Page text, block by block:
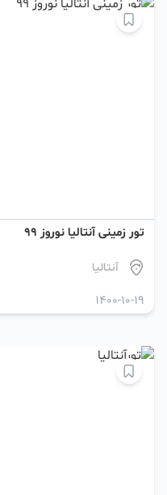
تور زمینی آنتالیا نوروز 99
آنتالیا
1400-10-19